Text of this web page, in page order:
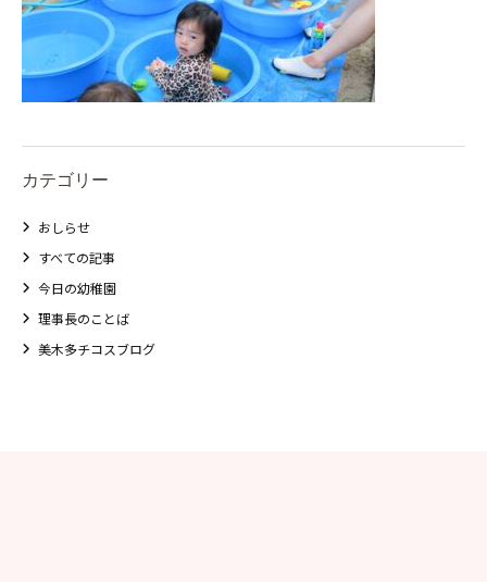
カテゴリー
おしらせ
すべての記事
今日の幼稚園
理事長のことば
美木多チコスブログ
⼤阪府私⽴幼稚園連盟
社会福祉法人野田福祉会